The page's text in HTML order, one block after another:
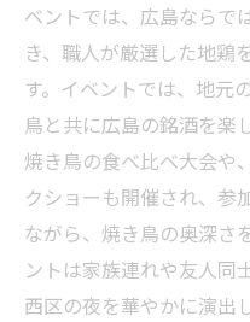
ベントでは、広島ならで
き、職人が厳選した地鶏
す。イベントでは、地元
鳥と共に広島の銘酒を楽
焼き鳥の食べ比べ大会や
クショーも開催され、参
ながら、焼き鳥の奥深さ
ントは家族連れや友人同
西区の夜を華やかに演出